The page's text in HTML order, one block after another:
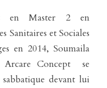
en Master 2 en
Sanitaires et Sociales
en 2014, Soumaila
Concept  se
devant lui